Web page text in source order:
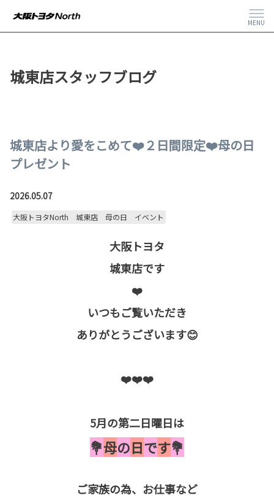
MENU
城東店スタッフブログ
城東店より愛をこめて❤️２日間限定❤️母の日
プレゼント
2026.05.07
大阪トヨタNorth 城東店 母の日 イベント
大阪トヨタ
城東店です
❤️
いつもご覧いただき
ありがとうございます😊
❤️❤️❤️
5月の第二日曜日は
💐母の日です💐
ご家族の為、お仕事など